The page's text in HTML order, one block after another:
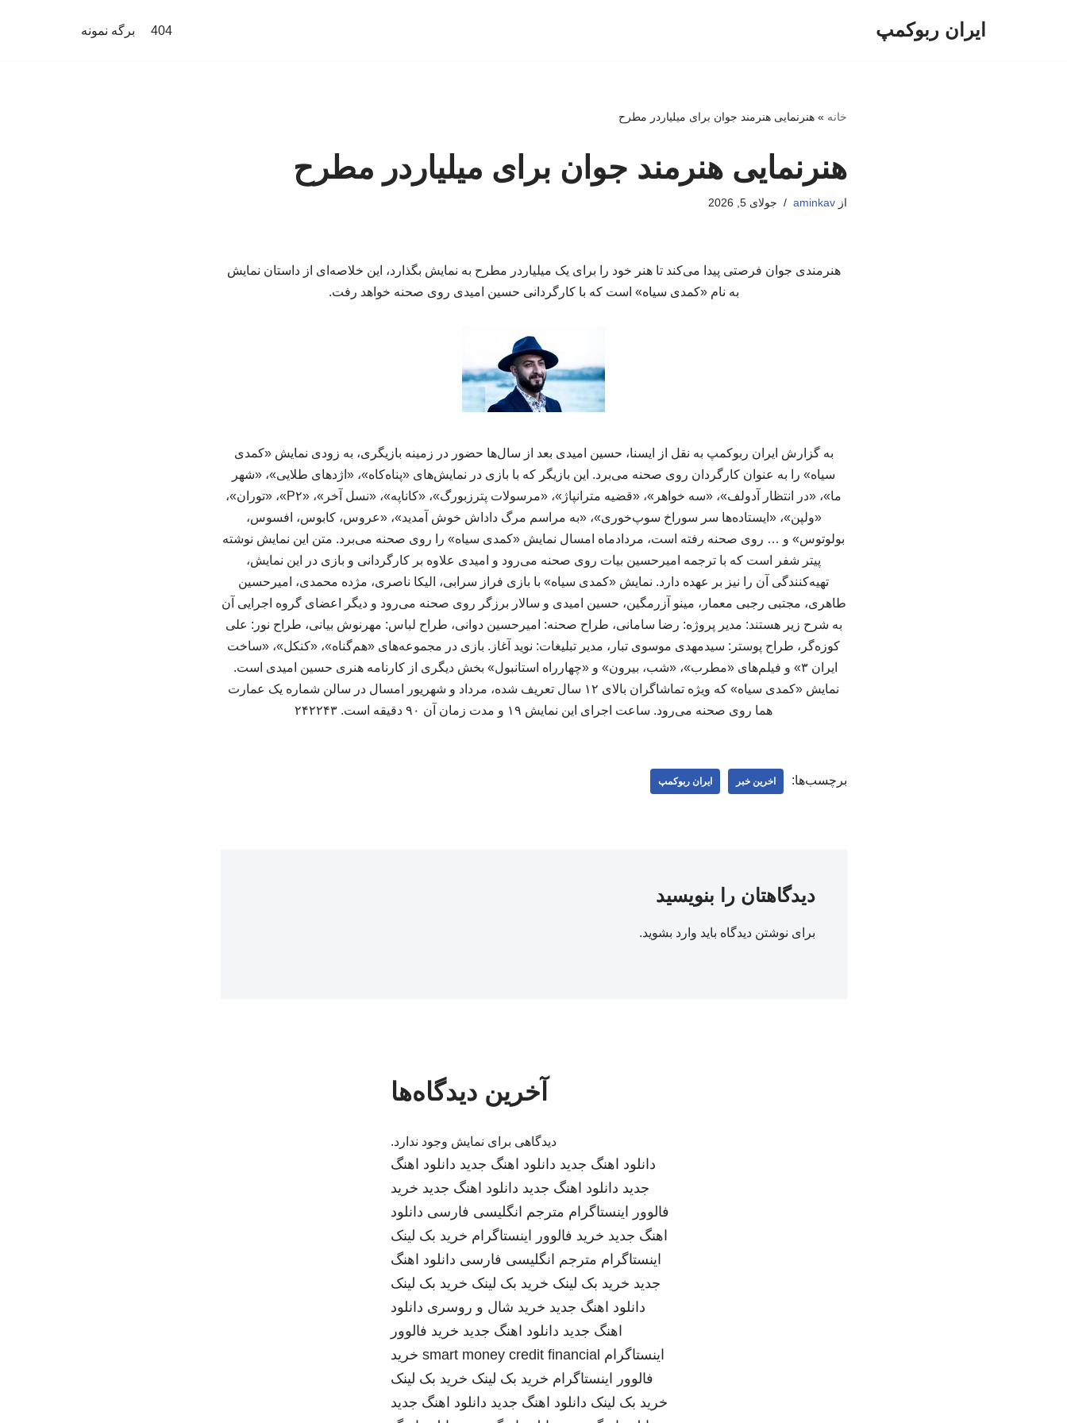
ایران ربوکمپ 404 برگه نمونه
خانه »هنرنمایی هنرمند جوان برای میلیاردر مطرح
هنرنمایی هنرمند جوان برای میلیاردر مطرح
ازaminkav جولای 5, 2026
هنرمندی جوان فرصتی پیدا می‌کند تا هنر خود را برای یک میلیاردر مطرح به نمایش بگذارد، این خلاصه‌ای از داستان نمایش
به نام «کمدی سیاه» است که با کارگردانی حسین امیدی روی صحنه خواهد رفت.
به گزارش ایران ربوکمپ به نقل از ایسنا، حسین امیدی بعد از سال‌ها حضور در زمینه بازیگری، به زودی نمایش «کمدی
سیاه» را به عنوان کارگردان روی صحنه می‌برد. این بازیگر که با بازی در نمایش‌های «پناه‌کاه»، «اژدهای طلایی»، «شهر
ما»، «در انتظار آدولف»، «سه خواهر»، «قضیه مترانپاژ»، «مرسولات پترزبورگ»، «کاناپه»، «نسل آخر»، «P۲»، «توران»،
«ولپن»، «ایستاده‌ها سر سوراخ سوپ‌خوری»، «به مراسم مرگ داداش خوش آمدید»، «عروس، کابوس، افسوس،
بولوتوس» و … روی صحنه رفته است، مردادماه امسال نمایش «کمدی سیاه» را روی صحنه می‌برد. متن این نمایش نوشته
پیتر شفر است که با ترجمه امیرحسین بیات روی صحنه می‌رود و امیدی علاوه بر کارگردانی و بازی در این نمایش،
تهیه‌کنندگی آن را نیز بر عهده دارد. نمایش «کمدی سیاه» با بازی فراز ‌سرابی، الیکا ‌ناصری، مژده محمدی، امیرحسین
‌طاهری، مجتبی ‌رجبی ‌معمار، مینو ‌آزرمگین، حسین ‌امیدی و سالار ‌برزگر روی صحنه می‌رود و دیگر اعضای گروه اجرایی آن
به شرح زیر هستند: مدیر پروژه: رضا ‌سامانی، طراح صحنه: امیرحسین ‌دوانی، طراح لباس: مهرنوش ‌بیانی، طراح نور: علی
‌کوزه‌گر، طراح پوستر: سیدمهدی ‌موسوی ‌تبار، مدیر تبلیغات: نوید ‌آغاز. بازی در مجموعه‌های «هم‌گناه»، «کنکل»، «ساخت
ایران ۳» و فیلم‌های «مطرب»، «شب، بیرون» و «چهارراه استانبول» بخش دیگری از کارنامه هنری حسین امیدی است.
نمایش «کمدی سیاه» که ویژه تماشاگران بالای ۱۲ سال تعریف شده، مرداد و شهریور امسال در سالن شماره یک عمارت
هما روی صحنه می‌رود. ساعت اجرای این نمایش ۱۹ و مدت زمان آن ۹۰ دقیقه است. ۲۴۲۲۴۳
برچسب‌ها: اخرین خبر ایران ربوکمپ
دیدگاهتان را بنویسید
برای نوشتن دیدگاه باید وارد بشوید.
آخرین دیدگاه‌ها
دیدگاهی برای نمایش وجود ندارد.
دانلود اهنگ جدید دانلود اهنگ جدید دانلود اهنگ
جدید دانلود اهنگ جدید دانلود اهنگ جدید خرید
فالوور اینستاگرام مترجم انگلیسی فارسی دانلود
اهنگ جدید خرید فالوور اینستاگرام خرید بک لینک
اینستاگرام مترجم انگلیسی فارسی دانلود اهنگ
جدید خرید بک لینک خرید بک لینک خرید بک لینک
دانلود اهنگ جدید خرید شال و روسری دانلود
اهنگ جدید دانلود اهنگ جدید خرید فالوور
اینستاگرام smart money credit financial خرید
فالوور اینستاگرام خرید بک لینک خرید بک لینک
خرید بک لینک دانلود اهنگ جدید دانلود اهنگ جدید